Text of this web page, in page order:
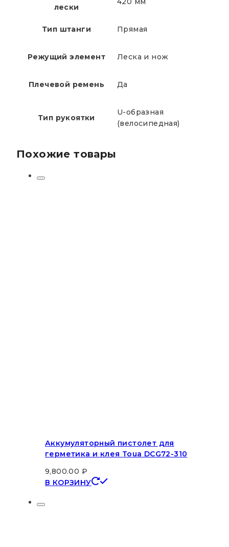
лески
Тип штанги Прямая
Режущий элемент Леска и нож
Плечевой ремень Да
Тип рукоятки
U-образная
(велосипедная)
Похожие товары
Аккумуляторный пистолет для
герметика и клея Toua DCG72-310
9,800.00 ₽
В КОРЗИНУ